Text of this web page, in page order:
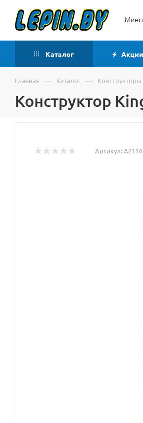
Каталог Акции
Главная — Каталог —
Конструктор
Артикул:A2114